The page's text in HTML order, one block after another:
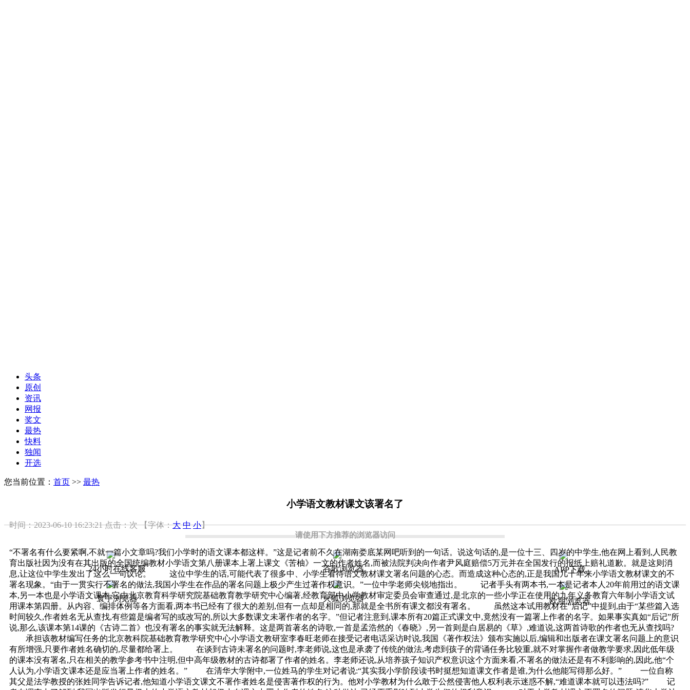
请使用下方推荐的浏览器访问
24小时在线客服 谷歌浏览器 APP下载
寰宇浏览器 火狐浏览器 欧朋浏览器
头条
原创
资讯
网报
奖文
最热
快料
独闻
开选
您当前位置： 首页 >> 最热
小学语文教材课文该署名了
时间：2023-06-10 16:23:21点击：次 【字体：大 中 小】
“不署名有什么要紧啊,不就一篇小文章吗?我们小学时的语文课本都这样。”这是记者前不久在湖南娄底某网吧听到的一句话。说这句话的,是一位十三、四岁的中学生,他在网上看到,人民教
育出版社因为没有在其出版的全国统编教材小学语文第八册课本上署上课文《苦柚》一文的作者姓名,而被法院判决向作者尹风庭赔偿5万元并在全国发行的报纸上赔礼道歉。就是这则消
息,让这位中学生发出了这么一句议论。 这位中学生的话,可能代表了很多中、小学生看待语文教材课文署名问题的心态。而造成这种心态的,正是我国几十年来小学语文教材课文的不
署名现象。“由于一贯实行不署名的做法,我国小学生在作品的署名问题上极少产生过著作权意识。”一位中学老师尖锐地指出。 记者手头有两本书,一本是记者本人20年前用过的语文课
本,另一本也是小学语文课本,它由北京教育科学研究院基础教育教学研究中心编著,经教育部中小学教材审定委员会审查通过,是北京的一些小学正在使用的九年义务教育六年制小学语文试
用课本第四册。从内容、编排体例等各方面看,两本书已经有了很大的差别,但有一点却是相同的,那就是全书所有课文都没有署名。 虽然这本试用教材在“后记”中提到,由于“某些篇入选
时间较久,作者姓名无从查找,有些篇是编者写的或改写的,所以大多数课文未署作者的名字。”但记者注意到,课本所有20篇正式课文中,竟然没有一篇署上作者的名字。如果事实真如“后记”所
说,那么,该课本第14课的《古诗二首》也没有署名的事实就无法解释。这是两首著名的诗歌,一首是孟浩然的《春晓》,另一首则是白居易的《草》,难道说,这两首诗歌的作者也无从查找吗?
承担该教材编写任务的北京教科院基础教育教学研究中心小学语文教研室李春旺老师在接受记者电话采访时说,我国《著作权法》颁布实施以后,编辑和出版者在课文署名问题上的意识
有所增强,只要作者姓名确切的,尽量都给署上。 在谈到古诗未署名的问题时,李老师说,这也是承袭了传统的做法,考虑到孩子的背诵任务比较重,就不对掌握作者做教学要求,因此低年级
的课本没有署名,只在相关的教学参考书中注明,但中高年级教材的古诗都署了作者的姓名。李老师还说,从培养孩子知识产权意识这个方面来看,不署名的做法还是有不利影响的,因此,他“个
人认为,小学语文课本还是应当署上作者的姓名。” 在清华大学附中,一位姓马的学生对记者说:“其实我小学阶段读书时挺想知道课文作者是谁,为什么他能写得那么好。” 一位自称
其父是法学教授的张姓同学告诉记者,他知道小学语文课文不署作者姓名是侵害著作权的行为。他对小学教材为什么敢于公然侵害他人权利表示迷惑不解,“难道课本就可以违法吗?” 记